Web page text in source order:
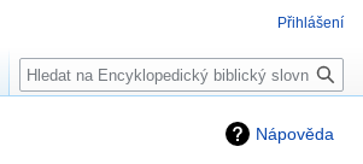
Nápověda
Přihlášení
Hledat